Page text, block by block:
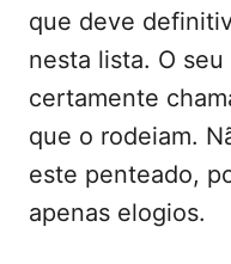
que deve
nesta lista. O
certamente
que o rodeiam.
este penteado,
apenas elogios.